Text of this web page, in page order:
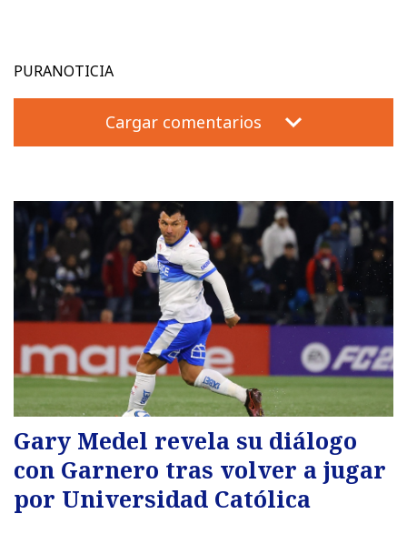
PURANOTICIA
Cargar comentarios
Gary Medel revela su diálogo
con Garnero tras volver a jugar
por Universidad Católica